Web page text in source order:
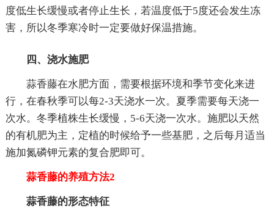
度低生长缓慢或者停止生长，若温度低于5度还会发生冻
害，所以冬季寒冷时一定要做好保温措施。
四、浇水施肥
蒜香藤在水肥方面，需要根据环境和季节变化来进
行，在春秋季可以每2-3天浇水一次。夏季需要每天浇一
次水。冬季植株生长缓慢，5-6天浇一次水。施肥以天然
的有机肥为主，定植的时候给予一些基肥，之后每月适当
施加氮磷钾元素的复合肥即可。
蒜香藤的养殖方法2
蒜香藤的形态特征